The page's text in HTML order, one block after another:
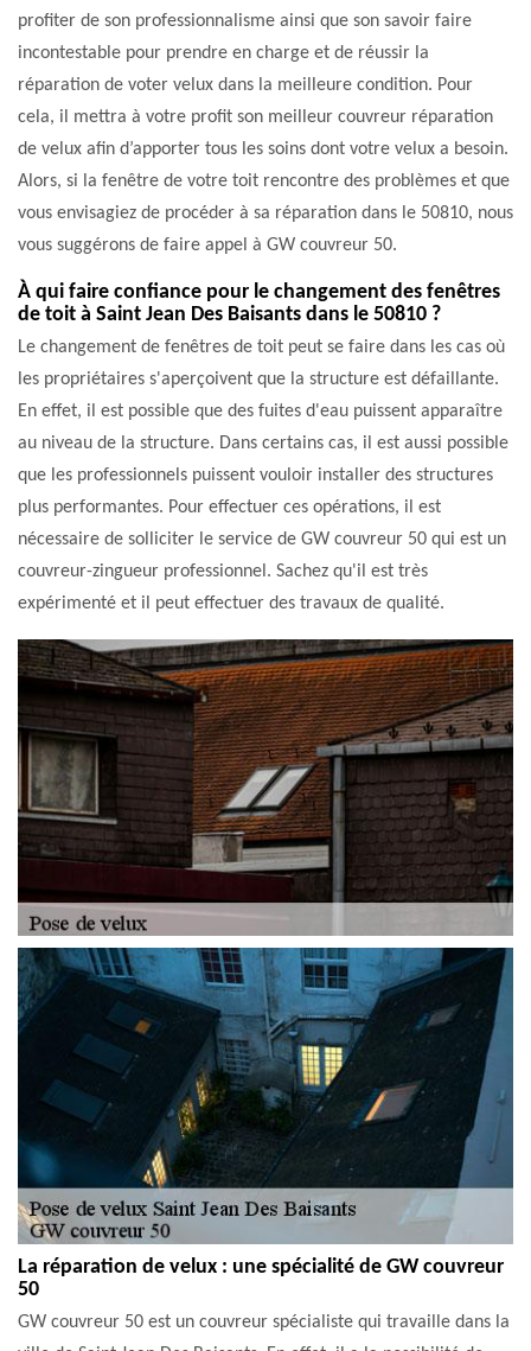
profiter de son professionnalisme ainsi que son savoir faire
incontestable pour prendre en charge et de réussir la
réparation de voter velux dans la meilleure condition. Pour
cela, il mettra à votre profit son meilleur couvreur réparation
de velux afin d’apporter tous les soins dont votre velux a besoin.
Alors, si la fenêtre de votre toit rencontre des problèmes et que
vous envisagiez de procéder à sa réparation dans le 50810, nous
vous suggérons de faire appel à GW couvreur 50.
À qui faire confiance pour le changement des fenêtres
de toit à Saint Jean Des Baisants dans le 50810 ?
Le changement de fenêtres de toit peut se faire dans les cas où
les propriétaires s'aperçoivent que la structure est défaillante.
En effet, il est possible que des fuites d'eau puissent apparaître
au niveau de la structure. Dans certains cas, il est aussi possible
que les professionnels puissent vouloir installer des structures
plus performantes. Pour effectuer ces opérations, il est
nécessaire de solliciter le service de GW couvreur 50 qui est un
couvreur-zingueur professionnel. Sachez qu'il est très
expérimenté et il peut effectuer des travaux de qualité.
La réparation de velux : une spécialité de GW couvreur
50
GW couvreur 50 est un couvreur spécialiste qui travaille dans la